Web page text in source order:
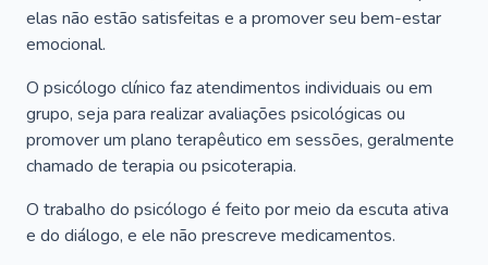
elas não estão satisfeitas e a promover seu bem-estar
emocional.
O psicólogo clínico faz atendimentos individuais ou em
grupo, seja para realizar avaliações psicológicas ou
promover um plano terapêutico em sessões, geralmente
chamado de terapia ou psicoterapia.
O trabalho do psicólogo é feito por meio da escuta ativa
e do diálogo, e ele não prescreve medicamentos.